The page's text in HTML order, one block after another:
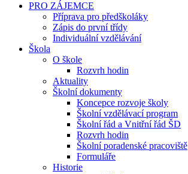
PRO ZÁJEMCE
Příprava pro předškoláky
Zápis do první třídy
Individuální vzdělávání
Škola
O škole
Rozvrh hodin
Aktuality
Školní dokumenty
Koncepce rozvoje školy
Školní vzdělávací program
Školní řád a Vnitřní řád ŠD
Rozvrh hodin
Školní poradenské pracoviště
Formuláře
Historie